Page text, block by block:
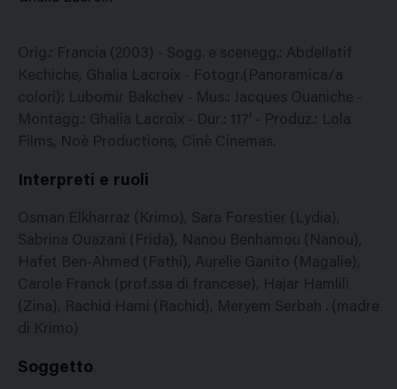
Orig.: Francia (2003) - Sogg. e scenegg.: Abdellatif
Kechiche, Ghalia Lacroix - Fotogr.(Panoramica/a
colori): Lubomir Bakchev - Mus.: Jacques Ouaniche -
Montagg.: Ghalia Lacroix - Dur.: 117' - Produz.: Lola
Films, Noè Productions, Cinè Cinemas.
Interpreti e ruoli
Osman Elkharraz (Krimo), Sara Forestier (Lydia),
Sabrina Ouazani (Frida), Nanou Benhamou (Nanou),
Hafet Ben-Ahmed (Fathi), Aurelie Ganito (Magalie),
Carole Franck (prof.ssa di francese), Hajar Hamlili
(Zina), Rachid Hami (Rachid), Meryem Serbah . (madre
di Krimo)
Soggetto